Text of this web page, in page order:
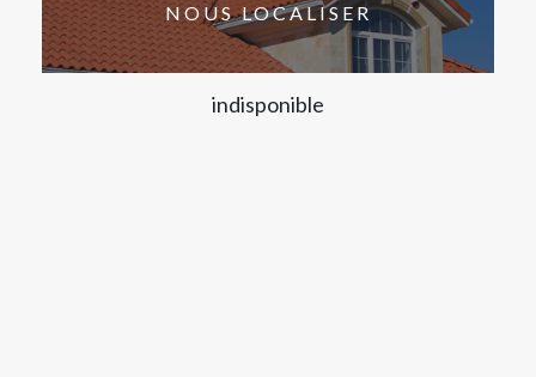
NOUS LOCALISER
indisponible